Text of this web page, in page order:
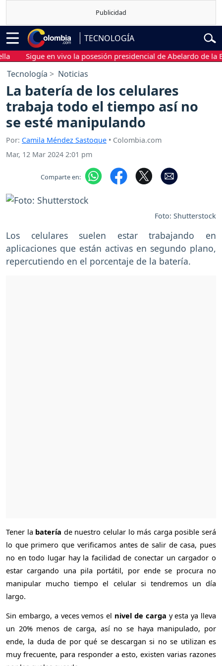
TECNOLOGÍA
Sigue en vivo la posesión presidencial de Abelardo de la
Tecnología Noticias
La batería de los celulares
trabaja todo el tiempo así no
se esté manipulando
Por: Camila Méndez Sastoque • Colombia.com
Mar, 12 Mar 2024 2:01 pm
Comparte en:
Foto: Shutterstock
Los celulares suelen estar trabajando en
aplicaciones que están activas en segundo plano,
repercutiendo en el porcentaje de la batería.
Tener la batería de nuestro celular lo más carga posible será
lo que primero que verificamos antes de salir de casa, pues
no en todo lugar hay la facilidad de conectar un cargador o
estar cargando una pila portátil, por ende se procura no
manipular mucho tiempo el celular si tendremos un día
largo.
Sin embargo, a veces vemos el nivel de carga y esta ya lleva
un 20% menos de carga, así no se haya manipulado, por
ende, la duda de por qué se descargan si no se utilizan es
muy frecuente, para responder a esto, existen varias razones